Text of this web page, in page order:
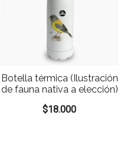
Botella térmica (Ilustración
de fauna nativa a elección)
$18.000